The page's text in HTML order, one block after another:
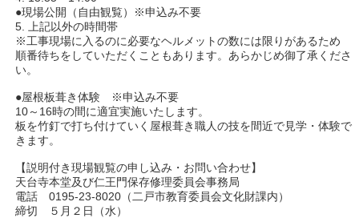
●現場公開（自由観覧）※申込み不要
5. 上記以外の時間帯
※工事現場に入るのに必要なヘルメットの数には限りがあるため
順番待ちをしていただくこともあります。あらかじめ御了承くださ
い。
●屋根板葺き体験 ※申込み不要
10～16時の間に適宜実施いたします。
板を竹釘で打ち付けていく屋根葺き職人の技を間近で見学・体験で
きます。
【説明付き現場観覧の申し込み・お問い合わせ】
天台寺本堂及び仁王門保存修理委員会事務局
電話 0195-23-8020（二戸市教育委員会文化財課内）
締切 ５月２日（水）